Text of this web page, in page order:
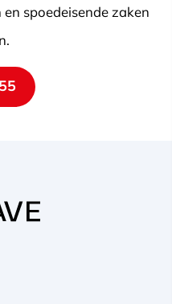
spoedeisende zaken